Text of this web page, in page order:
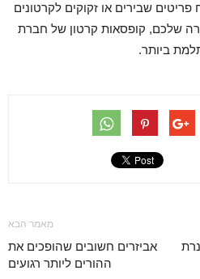
שבירים או זקוקים לקרטונים
שלכם, קופסאות קרטון של חברת
ביותר.
מאמר הבא
אביזרים חשובים שהופכים את
ההורים ליותר רגועים